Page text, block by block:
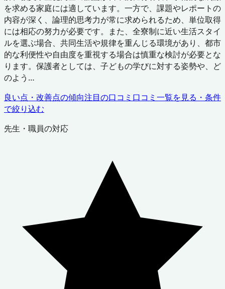
を求める家庭には適しています。一方で、課題やレポートの
内容が深く、論理的思考力が常に求められるため、単位取得
には相応の努力が必要です。また、全寮制に近い生活スタイ
ルを選ぶ場合、共同生活や規律を重んじる環境があり、都市
的な利便性や自由度を重視する場合は慎重な検討が必要とな
ります。保護者としては、子どもの学びに対する姿勢や、ど
のよう…
良い点・改善点の傾向注目の口コミ 口コミ一覧を見る・条件
で絞り込む
先生・職員の対応